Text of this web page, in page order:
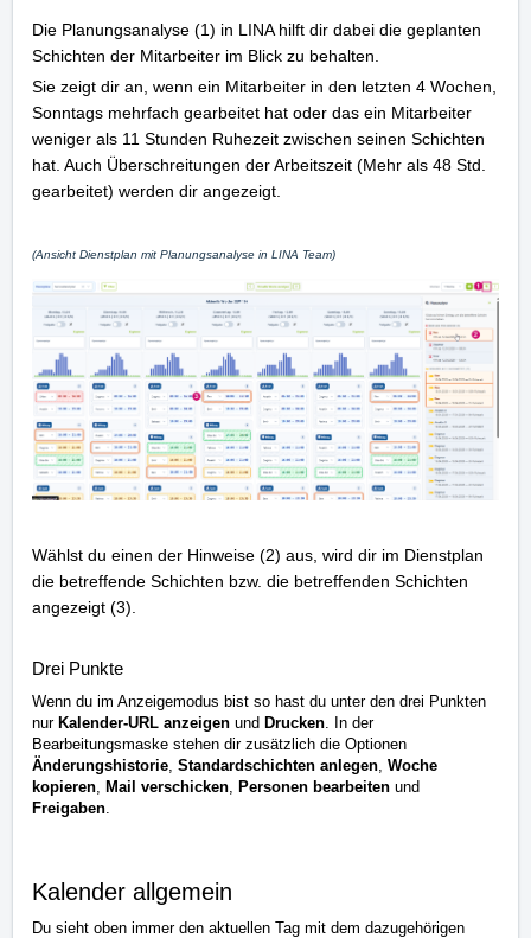
Die Planungsanalyse (1) in LINA hilft dir dabei die geplanten
Schichten der Mitarbeiter im Blick zu behalten.
Sie zeigt dir an, wenn ein Mitarbeiter in den letzten 4 Wochen,
Sonntags mehrfach gearbeitet hat oder das ein Mitarbeiter
weniger als 11 Stunden Ruhezeit zwischen seinen Schichten
hat. Auch Überschreitungen der Arbeitszeit (Mehr als 48 Std.
gearbeitet) werden dir angezeigt.
(Ansicht Dienstplan mit Planungsanalyse in LINA Team)
Wählst du einen der Hinweise (2) aus, wird dir im Dienstplan
die betreffende Schichten bzw. die betreffenden Schichten
angezeigt (3).
Drei Punkte
Wenn du im Anzeigemodus bist so hast du unter den drei Punkten
nur Kalender-URL anzeigen und Drucken . In der
Bearbeitungsmaske stehen dir zusätzlich die Optionen
Änderungshistorie Standardschichten anlegen Woche
kopieren
Mail verschicken Personen bearbeiten und
Freigaben
Kalender allgemein
Du sieht oben immer den aktuellen Tag mit dem dazugehörigen